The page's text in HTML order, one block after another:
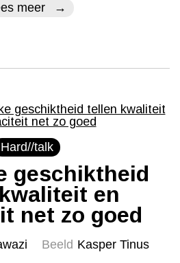
meer
Hard//talk
geschiktheid
en
net zo goed
Beeld Kasper Tinus